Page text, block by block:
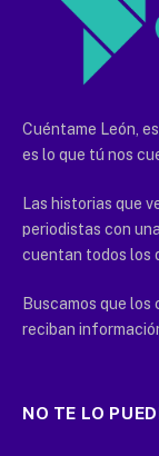
Cuéntame León,
es lo que tú nos
Las historias que
periodistas con
cuentan todos los
Buscamos que los
reciban
NO TE LO